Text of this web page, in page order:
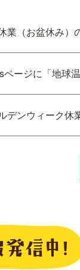
業（お盆休み）
ページに「地球
デンウィーク休